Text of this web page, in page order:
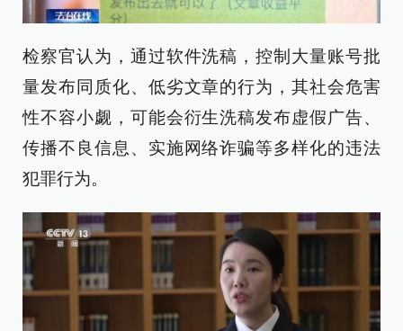
检察官认为，通过软件洗稿，控制大量账号批
量发布同质化、低劣文章的行为，其社会危害
性不容小觑，可能会衍生洗稿发布虚假广告、
传播不良信息、实施网络诈骗等多样化的违法
犯罪行为。